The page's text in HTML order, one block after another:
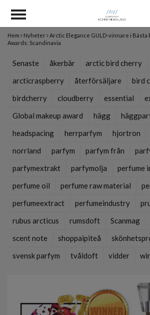
Hem Nyheter
Arctic Elegance GULD-vinnare i Bästa
Awards: Scandinavia
Senaste åkerbär arctic bird cherry
arcticraspberry
återförsäljare
bird
birdcherry
cloudberry essential
Global makeup award
hägg
headspacing
herrparfym hjortron
norrland
parfym parfym från
parfymextrakt
parfymolja
perfume
perfume oil
perfume raw material
perfumeextract
perfumeindustry
rubus arcticus
rumsdoft Scanmag
scent note
shoppaipiteå
svensk parfym
tvåldoft vidder